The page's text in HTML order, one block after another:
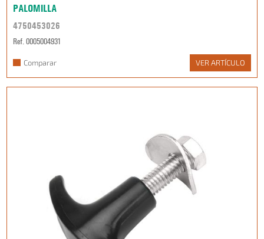
PALOMILLA
4750453026
Ref. 0005004931
Comparar VER ARTÍCULO